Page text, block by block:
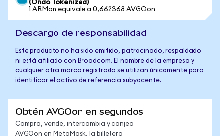
(Ondo Tokenized)
1 ARMon equivale a 0,662368 AVGOon
Descargo de responsabilidad
Este producto no ha sido emitido, patrocinado, respaldado
ni está afiliado con Broadcom. El nombre de la empresa y
cualquier otra marca registrada se utilizan únicamente para
identificar el activo de referencia subyacente.
Obtén AVGOon en segundos
Compra, vende, intercambia y canjea
AVGOon en MetaMask, la billetera